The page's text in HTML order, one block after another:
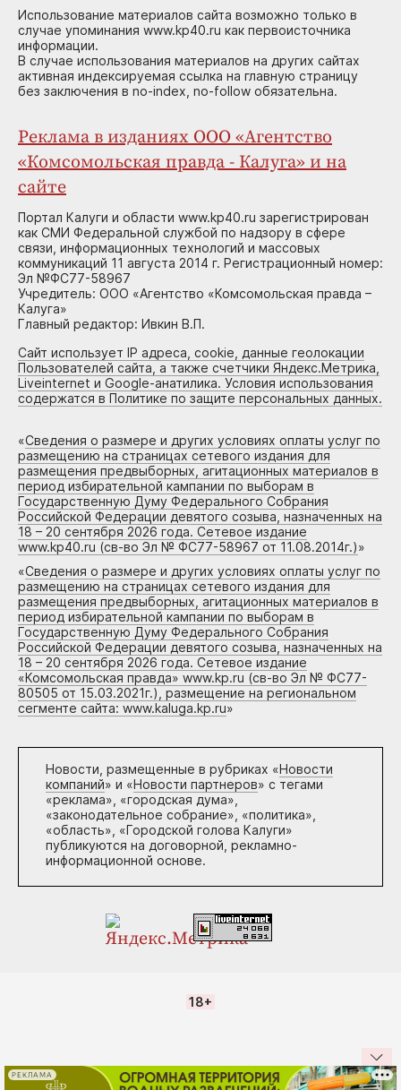
Использование материалов сайта возможно только в
случае упоминания www.kp40.ru как первоисточника
информации.
В случае использования материалов на других сайтах
активная индексируемая ссылка на главную страницу
без заключения в no-index, no-follow обязательна.
Реклама в изданиях ООО «Агентство
«Комсомольская правда - Калуга» и на
сайте
Портал Калуги и области www.kp40.ru зарегистрирован
как СМИ Федеральной службой по надзору в сфере
связи, информационных технологий и массовых
коммуникаций 11 августа 2014 г. Регистрационный номер:
Эл №ФС77-58967
Учредитель: ООО «Агентство «Комсомольская правда –
Калуга»
Главный редактор: Ивкин В.П.
Сайт использует IP адреса, cookie, данные геолокации
Пользователей сайта, а также счетчики Яндекс.Метрика,
Liveinternet и Google-анатилика. Условия использования
содержатся в Политике по защите персональных данных.
«Сведения о размере и других условиях оплаты услуг по
размещению на страницах сетевого издания для
размещения предвыборных, агитационных материалов в
период избирательной кампании по выборам в
Государственную Думу Федерального Собрания
Российской Федерации девятого созыва, назначенных на
18 – 20 сентября 2026 года. Сетевое издание
www.kp40.ru (св-во Эл № ФС77-58967 от 11.08.2014г.)»
«Сведения о размере и других условиях оплаты услуг по
размещению на страницах сетевого издания для
размещения предвыборных, агитационных материалов в
период избирательной кампании по выборам в
Государственную Думу Федерального Собрания
Российской Федерации девятого созыва, назначенных на
18 – 20 сентября 2026 года. Сетевое издание
«Комсомольская правда» www.kp.ru (св-во Эл № ФС77-
80505 от 15.03.2021г.), размещение на региональном
сегменте сайта: www.kaluga.kp.ru»
Новости, размещенные в рубриках «Новости
компаний» и «Новости партнеров» с тегами
«реклама», «городская дума»,
«законодательное собрание», «политика»,
«область», «Городской голова Калуги»
публикуются на договорной, рекламно-
информационной основе.
18+
РЕКЛАМА